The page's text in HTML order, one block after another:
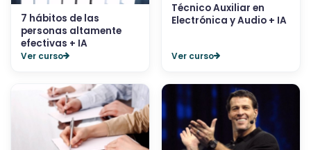
7 hábitos de las
personas altamente
efectivas + IA
Ver curso
Técnico Auxiliar en
Electrónica y Audio + IA
Ver curso